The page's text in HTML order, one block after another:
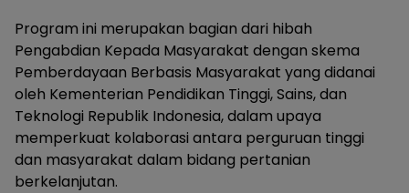
Program ini merupakan bagian dari hibah
Pengabdian Kepada Masyarakat dengan skema
Pemberdayaan Berbasis Masyarakat yang didanai
oleh Kementerian Pendidikan Tinggi, Sains, dan
Teknologi Republik Indonesia, dalam upaya
memperkuat kolaborasi antara perguruan tinggi
dan masyarakat dalam bidang pertanian
berkelanjutan.